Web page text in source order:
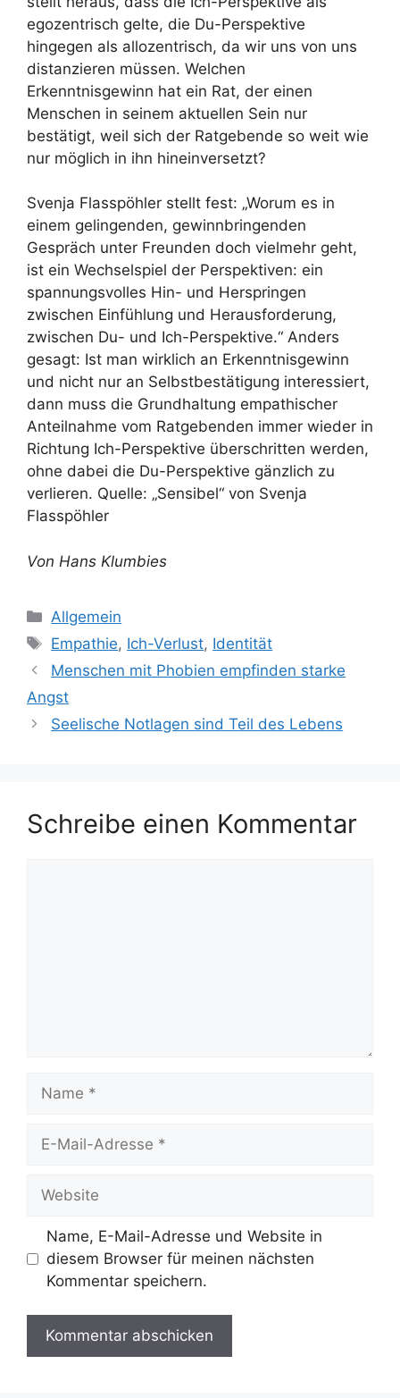
egozentrisch gelte, die Du-Perspektive
hingegen als allozentrisch, da wir uns von uns
distanzieren müssen. Welchen
Erkenntnisgewinn hat ein Rat, der einen
Menschen in seinem aktuellen Sein nur
bestätigt, weil sich der Ratgebende so weit wie
nur möglich in ihn hineinversetzt?
Svenja Flasspöhler stellt fest: „Worum es in
einem gelingenden, gewinnbringenden
Gespräch unter Freunden doch vielmehr geht,
ist ein Wechselspiel der Perspektiven: ein
spannungsvolles Hin- und Herspringen
zwischen Einfühlung und Herausforderung,
zwischen Du- und Ich-Perspektive.“ Anders
gesagt: Ist man wirklich an Erkenntnisgewinn
und nicht nur an Selbstbestätigung interessiert,
dann muss die Grundhaltung empathischer
Anteilnahme vom Ratgebenden immer wieder in
Richtung Ich-Perspektive überschritten werden,
ohne dabei die Du-Perspektive gänzlich zu
verlieren. Quelle: „Sensibel“ von Svenja
Flasspöhler
Von Hans Klumbies
Kategorien
Allgemein
Schlagwörter
Empathie, Ich-Verlust, Identität
Menschen mit Phobien empfinden starke
Angst
Seelische Notlagen sind Teil des Lebens
Schreibe einen Kommentar
Mail-
Name, E-Mail-Adresse und Website in
diesem Browser für meinen nächsten
Kommentar speichern.